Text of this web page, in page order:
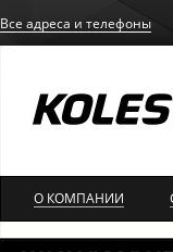
Все адреса и телефоны
О КОМПАНИИ